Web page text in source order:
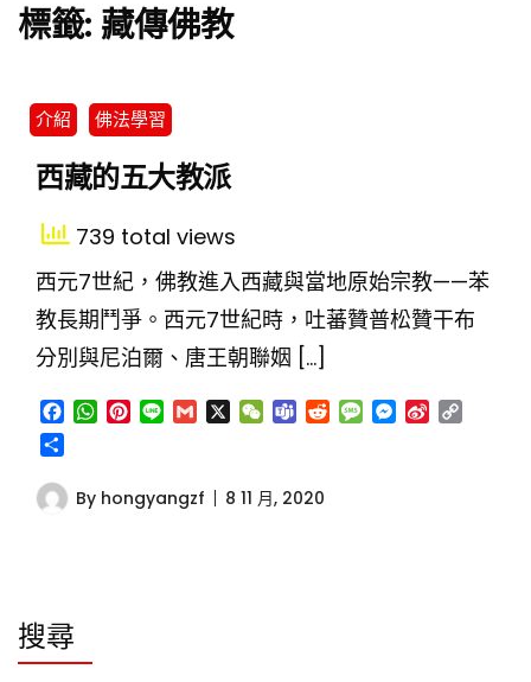
標籤: 藏傳佛教
介紹 佛法學習
西藏的五大教派
739 total views
西元7世紀，佛教進入西藏與當地原始宗教——苯
教長期鬥爭。西元7世紀時，吐蕃贊普松贊干布
分別與尼泊爾、唐王朝聯姻 […]
Facebook
WhatsApp
Pinterest
Line Gmail
X WeChat
TeamsRedditMessage
Messenger
Sina
By hongyangzf 8 11 月, 2020
搜尋